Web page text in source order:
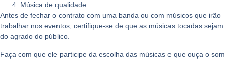
Música de qualidade
Antes de fechar o contrato com uma banda ou com músicos que irão
trabalhar nos eventos, certifique-se de que as músicas tocadas sejam
do agrado do público.
Faça com que ele participe da escolha das músicas e que ouça o som